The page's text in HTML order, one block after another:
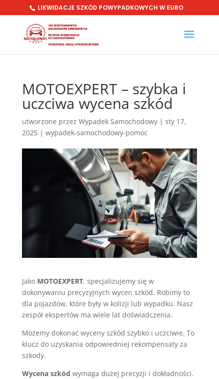
LIKWIDACJE SZKÓD POWYPADKOWYCH W EURO
MOTOEXPERT – szybka i
uczciwa wycena szkód
utworzone przez Wypadek Samochodowy| sty 17,
2025| wypadek-samochodowy-pomoc
Jako MOTOEXPERT, specjalizujemy się w
dokonywaniu precyzyjnych wycen szkód. Robimy to
dla pojazdów, które były w kolizji lub wypadku. Nasz
zespół ekspertów ma wiele lat doświadczenia.
Możemy dokonać wyceny szkód szybko i uczciwie. To
klucz do uzyskania odpowiedniej rekompensaty za
szkody.
Wycena szkód wymaga dużej precyzji i dokładności.